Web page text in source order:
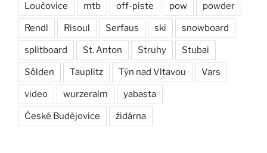
Loučovice mtb off-piste pow powder
Rendl Risoul Serfaus ski snowboard
splitboard St. Anton Struhy Stubai
Sölden Tauplitz Týn nad Vltavou Vars
video wurzeralm yabasta
České Budějovice židárna